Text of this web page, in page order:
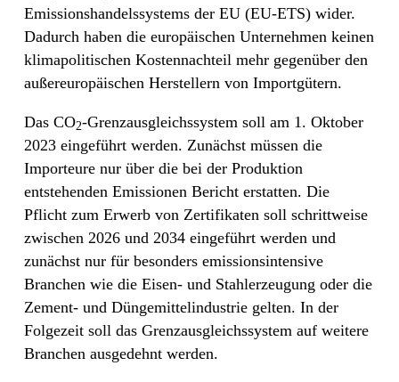
Emissionshandelssystems der EU (EU-ETS) wider.
Dadurch haben die europäischen Unternehmen keinen
klimapolitischen Kostennachteil mehr gegenüber den
außereuropäischen Herstellern von Importgütern.
Das CO2-Grenzausgleichssystem soll am 1. Oktober
2023 eingeführt werden. Zunächst müssen die
Importeure nur über die bei der Produktion
entstehenden Emissionen Bericht erstatten. Die
Pflicht zum Erwerb von Zertifikaten soll schrittweise
zwischen 2026 und 2034 eingeführt werden und
zunächst nur für besonders emissionsintensive
Branchen wie die Eisen- und Stahlerzeugung oder die
Zement- und Düngemittelindustrie gelten. In der
Folgezeit soll das Grenzausgleichssystem auf weitere
Branchen ausgedehnt werden.